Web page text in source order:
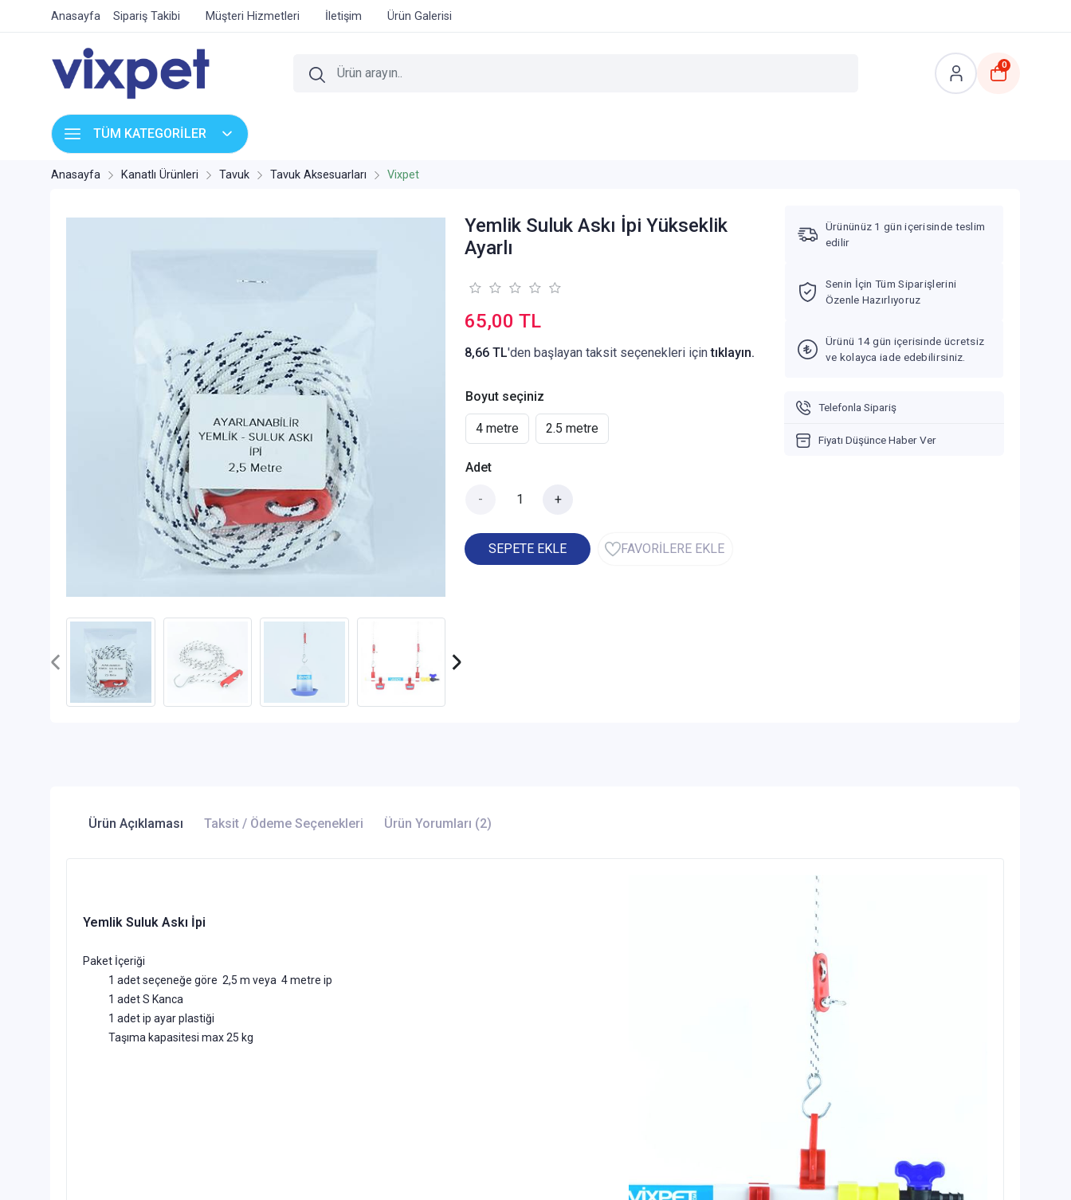
Anasayfa Sipariş Takibi Müşteri Hizmetleri İletişim Ürün Galerisi
0
TÜM KATEGORİLER
Anasayfa Kanatlı Ürünleri Tavuk Tavuk Aksesuarları Vixpet
Yemlik Suluk Askı İpi Yükseklik
Ayarlı
65,00 TL
8,66 TL'den başlayan taksit seçenekleri içintıklayın.
Boyut seçiniz
4 metre 2.5 metre
Adet
- +
SEPETE EKLE FAVORİLERE EKLE
Ürününüz 1 gün içerisinde teslim
edilir
Senin İçin Tüm Siparişlerini
Özenle Hazırlıyoruz
Ürünü 14 gün içerisinde ücretsiz
ve kolayca iade edebilirsiniz.
Telefonla Sipariş
Fiyatı Düşünce Haber Ver
Ürün Açıklaması Taksit / Ödeme Seçenekleri Ürün Yorumları (2)
Yemlik Suluk Askı İpi
Paket İçeriği
1 adet seçeneğe göre 2,5 m veya 4 metre ip
1 adet S Kanca
1 adet ip ayar plastiği
Taşıma kapasitesi max 25 kg